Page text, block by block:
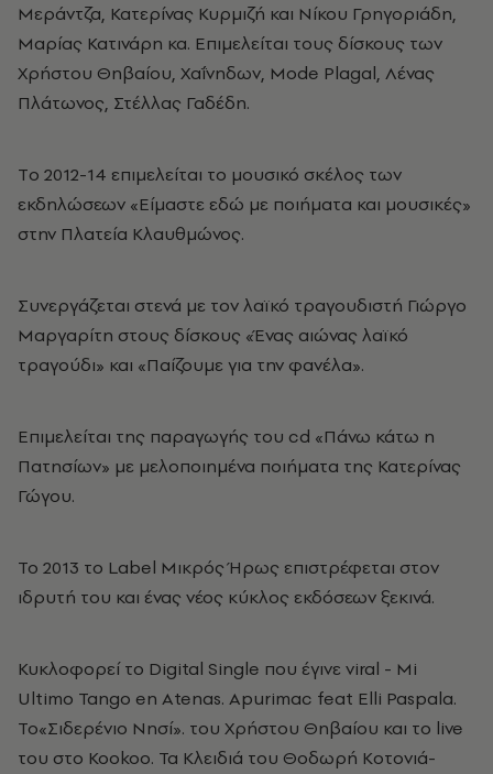
Μεράντζα, Κατερίνας Κυρμιζή και Νίκου Γρηγοριάδη,
Μαρίας Κατινάρη κα. Επιμελείται τους δίσκους των
Χρήστου Θηβαίου, Χαΐνηδων, Mode Plagal, Λένας
Πλάτωνος, Στέλλας Γαδέδη.
Tο 2012-14 επιμελείται το μουσικό σκέλος των
εκδηλώσεων «Είμαστε εδώ με ποιήματα και μουσικές»
στην Πλατεία Κλαυθμώνος.
Συνεργάζεται στενά με τον λαϊκό τραγουδιστή Γιώργο
Μαργαρίτη στους δίσκους «Ένας αιώνας λαϊκό
τραγούδι» και «Παίζουμε για την φανέλα».
Επιμελείται της παραγωγής του cd «Πάνω κάτω η
Πατησίων» με μελοποιημένα ποιήματα της Κατερίνας
Γώγου.
Το 2013 το Label Μικρός Ήρως επιστρέφεται στον
ιδρυτή του και ένας νέος κύκλος εκδόσεων ξεκινά.
Κυκλοφορεί το Digital Single που έγινε viral - Mi
Ultimo Tango en Atenas. Apurimac feat Elli Paspala.
Το«Σιδερένιο Νησί». του Χρήστου Θηβαίου και το live
του στο Kookoo. Τα Κλειδιά του Θοδωρή Κοτονιά-